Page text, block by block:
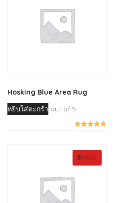
Hosking Blue Area Rug
หยิบใส่ตะกร้า out of 5
฿99.00